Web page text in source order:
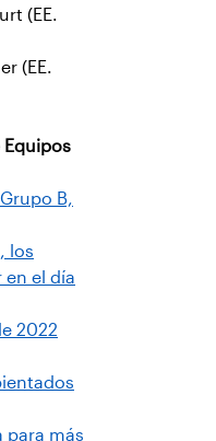
(EE.
(EE.
Equipos
B,
los
en el día
2022
para más